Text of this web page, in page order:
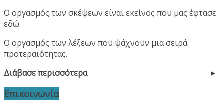
Ο οργασμός των σκέψεων είναι εκείνος που μας έφτασε
εδώ.
Ο οργασμός των λέξεων που ψάχνουν μια σειρά
προτεραιότητας.
Διάβασε περισσότερα
Επικοινωνία